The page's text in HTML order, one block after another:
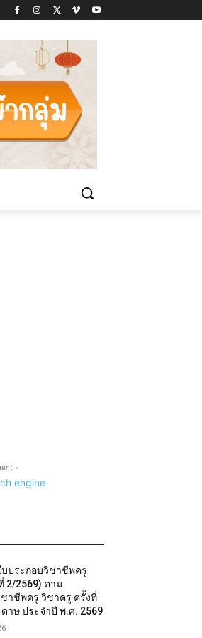
-
ประกอบวิชาชีพครู
2/2569) ตาม
าชีพครู วิชาครู ครั้งที่
าษ ประจำปี พ.ศ. 2569